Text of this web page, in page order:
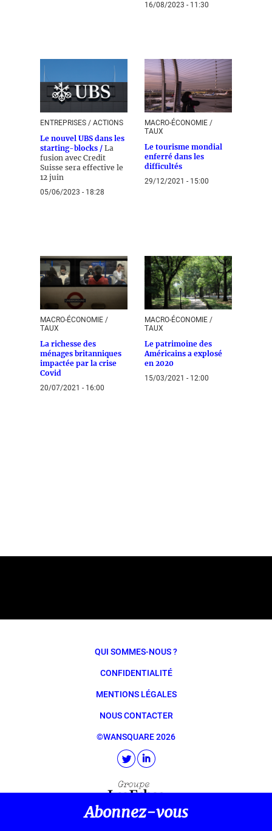
16/08/2023 - 11:30
ENTREPRISES / ACTIONS
Le nouvel UBS dans les
starting-blocks / La
fusion avec Credit
Suisse sera effective le
12 juin
05/06/2023 - 18:28
MACRO-ÉCONOMIE /
TAUX
Le tourisme mondial
enferré dans les
difficultés
29/12/2021 - 15:00
MACRO-ÉCONOMIE /
TAUX
La richesse des
ménages britanniques
impactée par la crise
Covid
20/07/2021 - 16:00
MACRO-ÉCONOMIE /
TAUX
Le patrimoine des
Américains a explosé
en 2020
15/03/2021 - 12:00
QUI SOMMES-NOUS ?
CONFIDENTIALITÉ
MENTIONS LÉGALES
NOUS CONTACTER
©WANSQUARE 2026
Abonnez-vous